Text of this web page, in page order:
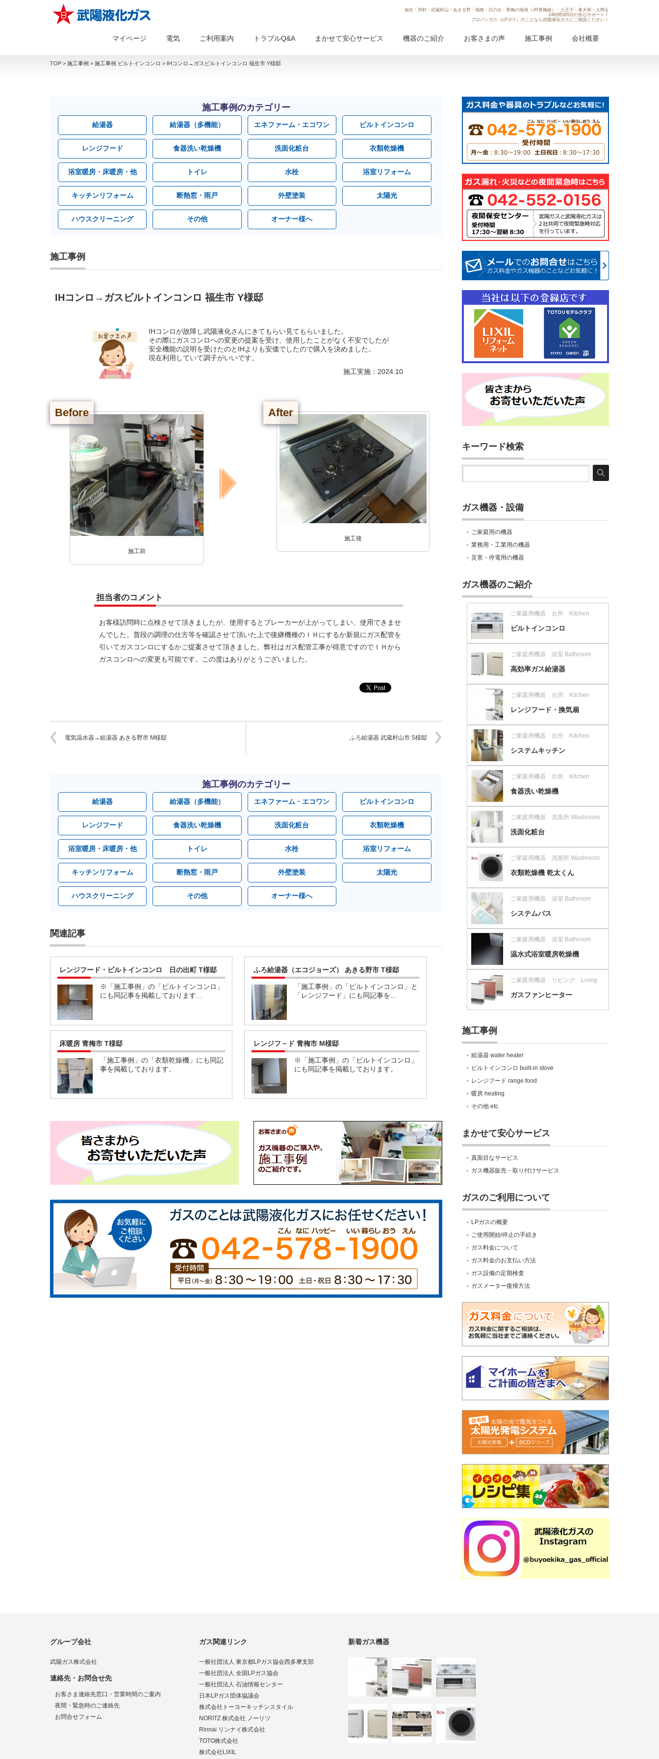
福生・羽村・武蔵村山・あきる野・瑞穂・日の出・青梅の地域（JR青梅線）・八王子・東大和・入間を
24時間365日の安心サポート！
プロパンガス（LPガス）のことなら武陽液化ガスにご相談ください！
マイページ 電気 ご利用案内 トラブルQ&A まかせて安心サービス 機器のご紹介 お客さまの声 施工事例 会社概要
TOP > 施工事例 > 施工事例 ビルトインコンロ > IHコンロ→ガスビルトインコンロ 福生市 Y様邸
施工事例のカテゴリー
給湯器 給湯器（多機能） エネファーム・エコワン ビルトインコンロ
レンジフード 食器洗い乾燥機 洗面化粧台 衣類乾燥機
浴室暖房・床暖房・他 トイレ 水栓 浴室リフォーム
キッチンリフォーム 断熱窓・雨戸 外壁塗装 太陽光
ハウスクリーニング その他 オーナー様へ
施工事例
IHコンロ→ガスビルトインコンロ 福生市 Y様邸
IHコンロが故障し武陽液化さんにきてもらい見てもらいました。
その際にガスコンロへの変更の提案を受け、使用したことがなく不安でしたが
安全機能の説明を受けたのとIHよりも安価でしたので購入を決めました。
現在利用していて調子がいいです。
施工実施：2024.10
Before
施工前
After
施工後
担当者のコメント
お客様訪問時に点検させて頂きましたが、使用するとブレーカーが上がってしまい、使用できませ
んでした。普段の調理の仕方等を確認させて頂いた上で後継機種のＩＨにするか新規にガス配管を
引いてガスコンロにするかご提案させて頂きました。弊社はガス配管工事が得意ですのでＩＨから
ガスコンロへの変更も可能です。この度はありがとうございました。
電気温水器→給湯器 あきる野市 M様邸 ふろ給湯器 武蔵村山市 S様邸
施工事例のカテゴリー
給湯器 給湯器（多機能） エネファーム・エコワン ビルトインコンロ
レンジフード 食器洗い乾燥機 洗面化粧台 衣類乾燥機
浴室暖房・床暖房・他 トイレ 水栓 浴室リフォーム
キッチンリフォーム 断熱窓・雨戸 外壁塗装 太陽光
ハウスクリーニング その他 オーナー様へ
関連記事
レンジフード・ビルトインコンロ 日の出町 T様邸
※「施工事例」の「ビルトインコンロ」
にも同記事を掲載しております...
ふろ給湯器（エコジョーズ） あきる野市 T様邸
「施工事例」の「ビルトインコンロ」と
「レンジフード」にも同記事を...
床暖房 青梅市 T様邸
「施工事例」の「衣類乾燥機」にも同記
事を掲載しております。
レンジフ－ド 青梅市 M様邸
※「施工事例」の「ビルトインコンロ」
にも同記事を掲載しております。
キーワード検索
ガス機器・設備
ご家庭用の機器
業務用・工業用の機器
災害・停電用の機器
ガス機器のご紹介
ご家庭用機器 台所 Kitchen
ビルトインコンロ
ご家庭用機器 浴室 Bathroom
高効率ガス給湯器
ご家庭用機器 台所 Kitchen
レンジフード・換気扇
ご家庭用機器 台所 Kitchen
システムキッチン
ご家庭用機器 台所 Kitchen
食器洗い乾燥機
ご家庭用機器 洗面所 Washroom
洗面化粧台
ご家庭用機器 洗面所 Washroom
衣類乾燥機 乾太くん
ご家庭用機器 浴室 Bathroom
システムバス
ご家庭用機器 浴室 Bathroom
温水式浴室暖房乾燥機
ご家庭用機器 リビング Living
ガスファンヒーター
施工事例
給湯器 water heater
ビルトインコンロ built-in stove
レンジフード range food
暖房 heating
その他 etc
まかせて安心サービス
真面目なサービス
ガス機器販売・取り付けサービス
ガスのご利用について
LPガスの概要
ご使用開始/停止の手続き
ガス料金について
ガス料金のお支払い方法
ガス設備の定期検査
ガスメーター復帰方法
グループ会社
武陽ガス株式会社
連絡先・お問合せ先
お客さま連絡先窓口・営業時間のご案内
夜間・緊急時のご連絡先
お問合せフォーム
ガス関連リンク
一般社団法人 東京都LPガス協会西多摩支部
一般社団法人 全国LPガス協会
一般社団法人 石油情報センター
日本LPガス団体協議会
株式会社トーヨーキッチンスタイル
NORITZ 株式会社 ノーリツ
Rinnai リンナイ株式会社
TOTO株式会社
株式会社LIXIL
新着ガス機器